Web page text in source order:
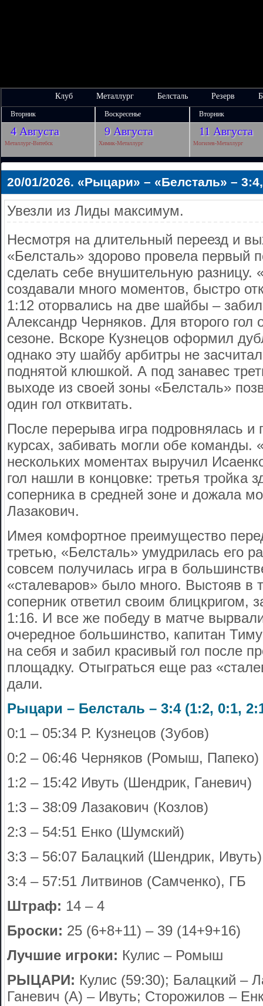
Клуб Металлург Белсталь Резерв
Вторник Воскресенье Вторник
4 Августа 9 Августа 11 Августа
Металлург-Витебск Химик-Металлург Могилев-Металлург
20/01/2026. «Рыцари» – «Белсталь» –
Увезли из Лиды максимум.
Несмотря на длительный переезд и
«Белсталь» здорово провела первый
сделать себе внушительную разницу.
создавали много моментов, быстро
1:12 оторвались на две шайбы –
Александр Черняков. Для второго гол
сезоне. Вскоре Кузнецов оформил
однако эту шайбу арбитры не
поднятой клюшкой. А под занавес
выходе из своей зоны «Белсталь»
один гол отквитать.
После перерыва игра подровнялась и
курсах, забивать могли обе команды.
нескольких моментах выручил
гол нашли в концовке: третья тройка
соперника в средней зоне и дожала
Лазакович.
Имея комфортное преимущество
третью, «Белсталь» умудрилась его
совсем получилась игра в
«сталеваров» было много. Выстояв в
соперник ответил своим блицкригом,
1:16. И все же победу в матче
очередное большинство, капитан
на себя и забил красивый гол после
площадку. Отыграться еще раз
дали.
Рыцари – Белсталь – 3:4 (1:2, 0:1,
0:1 – 05:34 Р. Кузнецов (Зубов)
0:2 – 06:46 Черняков (Ромыш, Папеко)
1:2 – 15:42 Ивуть (Шендрик, Ганевич)
1:3 – 38:09 Лазакович (Козлов)
2:3 – 54:51 Енко (Шумский)
3:3 – 56:07 Балацкий (Шендрик, Ивуть)
3:4 – 57:51 Литвинов (Самченко), ГБ
Штраф: 14 – 4
Броски: 25 (6+8+11) – 39 (14+9+16)
Лучшие игроки: Кулис – Ромыш
РЫЦАРИ: Кулис (59:30); Балацкий –
Ганевич (А) – Ивуть; Сторожилов –